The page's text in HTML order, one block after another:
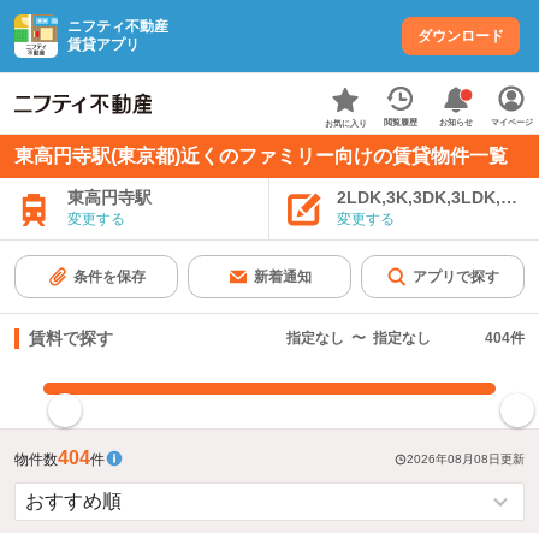
ニフティ不動産
賃貸アプリ
ダウンロード
お気に入り 閲覧履歴 お知らせ マイページ
東高円寺駅(東京都)近くのファミリー向けの賃貸物件一覧
東高円寺駅
変更する 変更する
条件を保存 新着通知 アプリで探す
賃料で探す 指定なし 〜 指定なし 404件
物件数404件 2026年08月08日更新